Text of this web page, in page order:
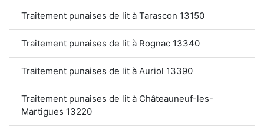
Traitement punaises de lit à Tarascon 13150
Traitement punaises de lit à Rognac 13340
Traitement punaises de lit à Auriol 13390
Traitement punaises de lit à Châteauneuf-les-
Martigues 13220